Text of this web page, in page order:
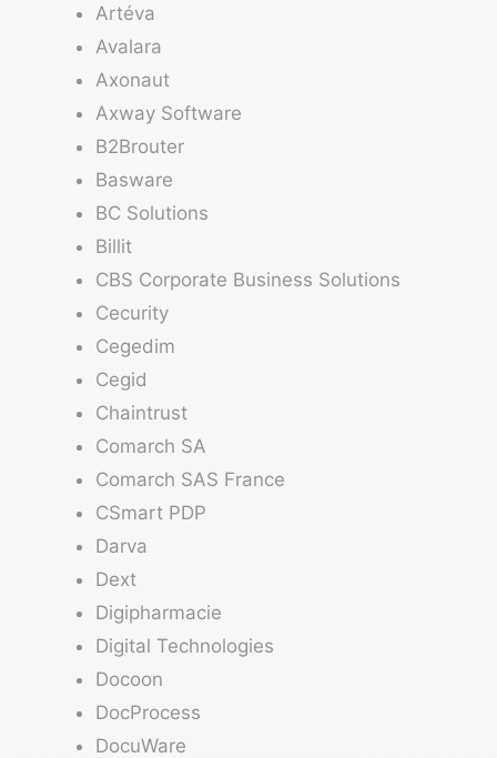
Artéva
Avalara
Axonaut
Axway Software
B2Brouter
Basware
BC Solutions
Billit
CBS Corporate Business Solutions
Cecurity
Cegedim
Cegid
Chaintrust
Comarch SA
Comarch SAS France
CSmart PDP
Darva
Dext
Digipharmacie
Digital Technologies
Docoon
DocProcess
DocuWare